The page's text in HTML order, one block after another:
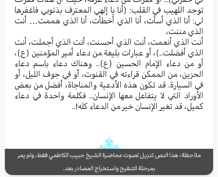
توجد اللهيب في القلب: (أنا يا إلهي المعترف بذنوبي فاغفرها
لي: أنا الذي أسأت، أنا الذي أخطأت، أنا الذي هممت… أنت
الذي مننت،
أنت الذي أنعمت، أنت الذي أحسنت، أنت الذي أجملت، أنت
الذي أفضلت..)، أو عبارات بليغة من دعاء أمير المؤمنين (ع)،
أو من دعاء الإمام الحسين (ع).. وهناك دعاء باسم دعاء
الحزين، من الممكن قراءته في القنوت، أو في جوف الليل، أو
في السيارة. قد تكون هذه الأدعية والمناجاة، أفضل من بعض
الأوراد التي لا يتفاعل معها الإنسان.. فكلمة واحدة في دعاء
كميل، قد تغير الإنسان خير من الدعاء كله!..
ملاحظة: هذا النص تنزيل لصوت محاضرة الشيخ حبيب الكاظمي فقط، ولم يمر
بمرحلة التنقيح واستخراج المصادر بعد.